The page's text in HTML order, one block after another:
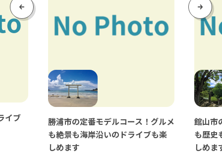
Previous
イブ
勝浦市の定番モデルコース！グルメ
も絶景も海岸沿いのドライブも楽
しめます
館山市
も歴史
しめま
Next